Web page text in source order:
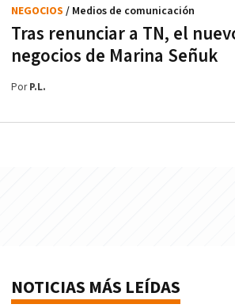
Tras renunciar a TN, el
negocios de Marina Señuk
NEGOCIOS / Medios de comunicación
PorP.L.
NOTICIAS MÁS LEÍDAS